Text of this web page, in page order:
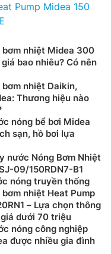
Pump Midea 150
nhiệt Midea 300
bao nhiêu? Có nên
nhiệt Daikin,
Thương hiệu nào
nóng bể bơi Midea
sạn, hồ bơi lựa
nước Nóng Bơm Nhiệt
09/150RDN7-B1
nóng truyền thống
nhiệt Heat Pump
– Lựa chọn thông
dưới 70 triệu
nóng công nghiệp
được nhiều gia đình